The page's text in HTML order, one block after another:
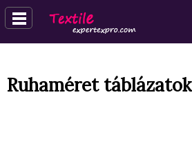
Ruhaméret táblázatok